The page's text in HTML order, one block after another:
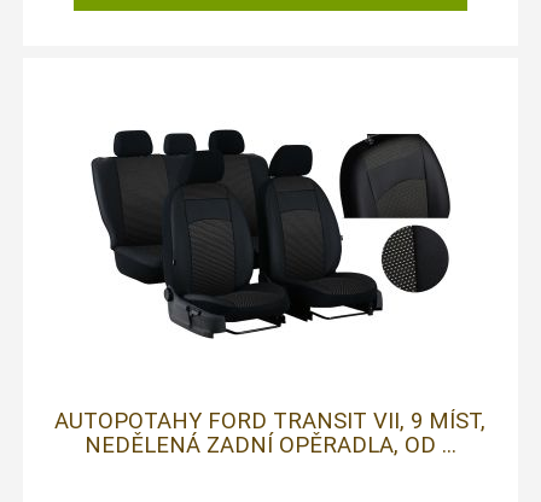
AUTOPOTAHY FORD TRANSIT VII, 9 MÍST,
NEDĚLENÁ ZADNÍ OPĚRADLA, OD ...